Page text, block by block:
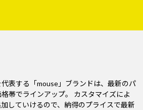
表する「mouse」ブランドは、最新のパ
帯でラインアップ。 カスタマイズによ
していけるので、納得のプライスで最新